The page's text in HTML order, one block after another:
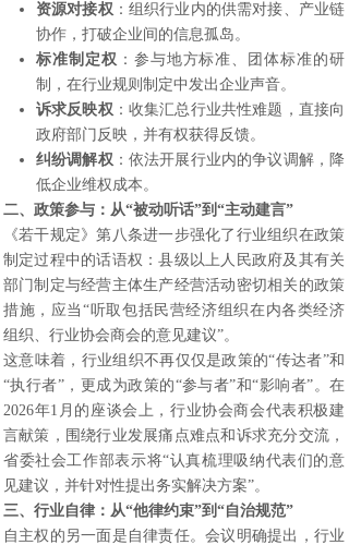
资源对接权：组织行业内的供需对接、产业链
协作，打破企业间的信息孤岛。
标准制定权 ：参与地方标准、团体标准的研
制，在行业规则制定中发出企业声音。
诉求反映权：收集汇总行业共性难题，直接向
政府部门反映，并有权获得反馈。
纠纷调解权：依法开展行业内的争议调解，降
低企业维权成本。
二、政策参与：从“被动听话”到“主动建言”
《若干规定》第八条进一步强化了行业组织在政策
制定过程中的话语权：县级以上人民政府及其有关
部门制定与经营主体生产经营活动密切相关的政策
措施，应当“听取包括民营经济组织在内各类经济
组织、行业协会商会的意见建议”。
这意味着，行业组织不再仅仅是政策的“传达者”和
“执行者”，更成为政策的“参与者”和“影响者”。在
2026年1月的座谈会上，行业协会商会代表积极建
言献策，围绕行业发展痛点难点和诉求充分交流，
省委社会工作部表示将“认真梳理吸纳代表们的意
见建议，并针对性提出务实解决方案”。
三、行业自律：从“他律约束”到“自治规范”
自主权的另一面是自律责任。会议明确提出，行业